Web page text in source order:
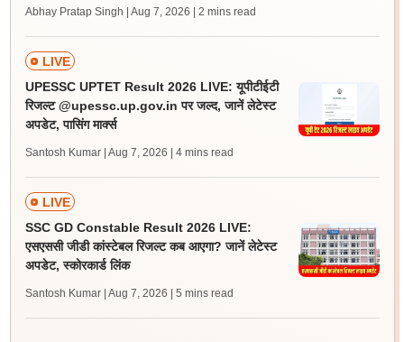
Abhay Pratap Singh | Aug 7, 2026 | 2 mins read
LIVE
UPESSC UPTET Result 2026 LIVE: यूपीटीईटी
रिजल्ट @upessc.up.gov.in पर जल्द, जानें लेटेस्ट
अपडेट, पासिंग मार्क्स
Santosh Kumar | Aug 7, 2026 | 4 mins read
LIVE
SSC GD Constable Result 2026 LIVE:
एसएससी जीडी कांस्टेबल रिजल्ट कब आएगा? जानें लेटेस्ट
अपडेट, स्कोरकार्ड लिंक
Santosh Kumar | Aug 7, 2026 | 5 mins read